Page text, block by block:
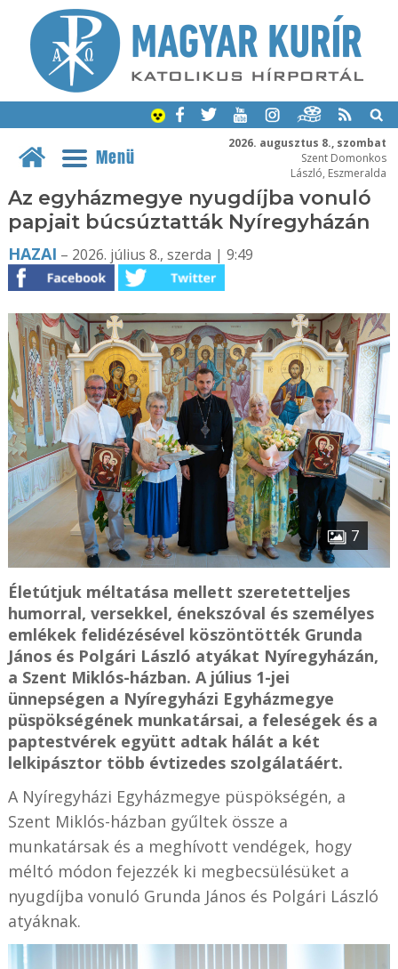
2026. augusztus 8., szombat
Szent Domonkos
László, Eszmeralda
Menü
Az egyházmegye nyugdíjba vonuló
papjait búcsúztatták Nyíregyházán
HAZAI – 2026. július 8., szerda | 9:49
7
Életútjuk méltatása mellett szeretetteljes
humorral, versekkel, énekszóval és személyes
emlékek felidézésével köszöntötték Grunda
János és Polgári László atyákat Nyíregyházán,
a Szent Miklós-házban. A július 1-jei
ünnepségen a Nyíregyházi Egyházmegye
püspökségének munkatársai, a feleségek és a
paptestvérek együtt adtak hálát a két
lelkipásztor több évtizedes szolgálatáért.
A Nyíregyházi Egyházmegye püspökségén, a
Szent Miklós-házban gyűltek össze a
munkatársak és a meghívott vendégek, hogy
méltó módon fejezzék ki megbecsülésüket a
nyugdíjba vonuló Grunda János és Polgári László
atyáknak.